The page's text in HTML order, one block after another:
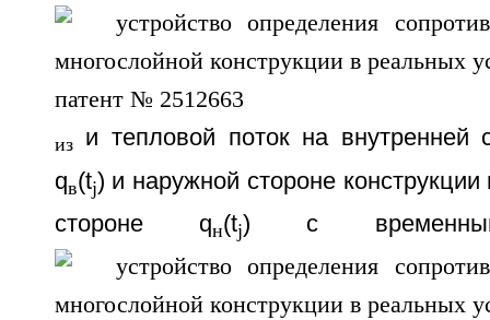
изи тепловой поток на внутренней
qв(tj) и наружной стороне
стороне qн(tj) с